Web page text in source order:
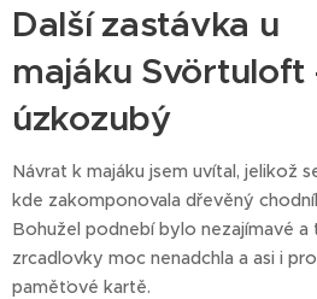
Další zastávka u
majáku Svörtuloft
úzkozubý
Návrat k majáku jsem uvítal, jelikož
kde zakomponovala dřevěný
Bohužel podnebí bylo nezajímavé a
zrcadlovky moc nenadchla a asi i
paměťové kartě.